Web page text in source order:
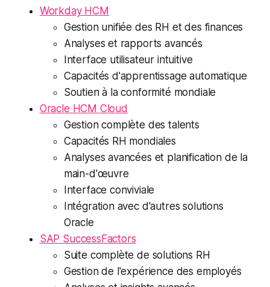
Workday HCM
Gestion unifiée des RH et des finances
Analyses et rapports avancés
Interface utilisateur intuitive
Capacités d'apprentissage automatique
Soutien à la conformité mondiale
Oracle HCM Cloud
Gestion complète des talents
Capacités RH mondiales
Analyses avancées et planification de la
main-d'œuvre
Interface conviviale
Intégration avec d'autres solutions
Oracle
SAP SuccessFactors
Suite complète de solutions RH
Gestion de l'expérience des employés